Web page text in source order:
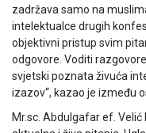
zadržava samo na
intelektualce drugih
objektivni pristup svim
odgovore. Voditi
svjetski poznata živuća
izazov“, kazao je između
Mr.sc. Abdulgafar ef.